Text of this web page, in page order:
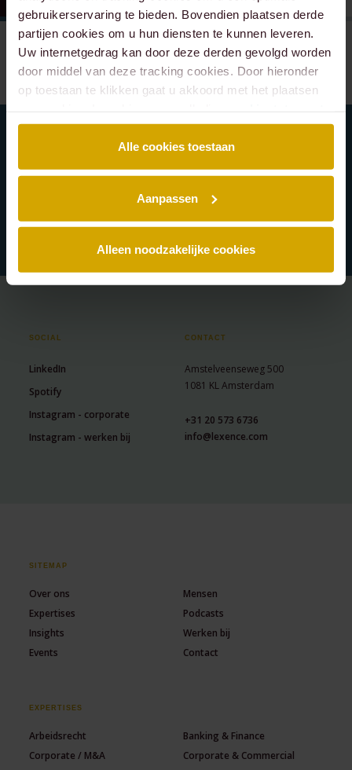
gebruikerservaring te bieden. Bovendien plaatsen derde
partijen cookies om u hun diensten te kunnen leveren.
Uw internetgedrag kan door deze derden gevolgd worden
door middel van deze tracking cookies. Door hieronder
op toestaan te klikken gaat u akkoord met het plaatsen
Alle cookies toestaan
Aanpassen
Alleen noodzakelijke cookies
Schrijf je in voor onze nieuwsbrief en blijf
SOCIAL
LinkedIn
Spotify
Instagram - corporate
Instagram - werken bij
CONTACT
Amstelveenseweg 500
1081 KL Amsterdam
+31 20 573 6736
info@lexence.com
SITEMAP
Over ons
Mensen
Expertises
Podcasts
Insights
Werken bij
Events
Contact
EXPERTISES
Arbeidsrecht
Banking & Finance
Corporate / M&A
Corporate & Commercial